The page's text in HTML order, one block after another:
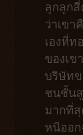
ลูกลูก
ว่าเขา
เองที่ท
ของเข
บริษัทข
ชนชั้นสู
มากที่สุ
หนีออก